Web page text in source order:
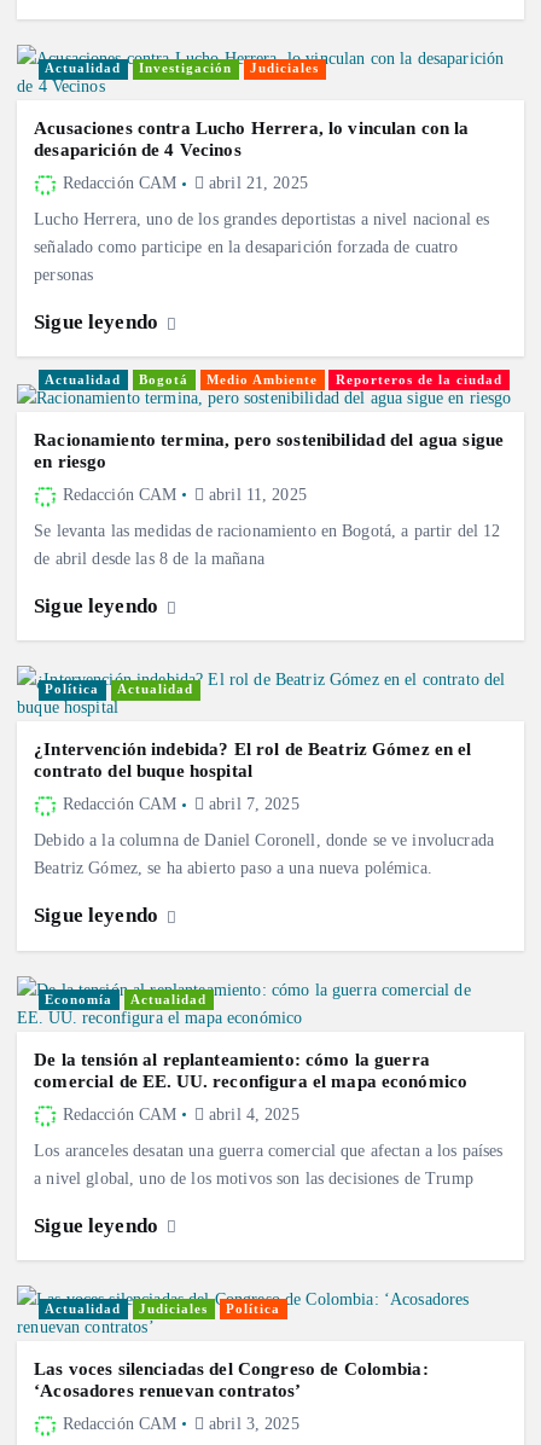
Actualidad Investigación Judiciales
Acusaciones contra Lucho Herrera, lo vinculan con la
desaparición de 4 Vecinos
Redacción CAM abril 21, 2025
Lucho Herrera, uno de los grandes deportistas a nivel nacional es
señalado como participe en la desaparición forzada de cuatro
personas
Sigue leyendo
Actualidad Bogotá Medio Ambiente Reporteros de la ciudad
Racionamiento termina, pero sostenibilidad del agua sigue
en riesgo
Redacción CAM abril 11, 2025
Se levanta las medidas de racionamiento en Bogotá, a partir del 12
de abril desde las 8 de la mañana
Sigue leyendo
Política Actualidad
¿Intervención indebida? El rol de Beatriz Gómez en el
contrato del buque hospital
Redacción CAM abril 7, 2025
Debido a la columna de Daniel Coronell, donde se ve involucrada
Beatriz Gómez, se ha abierto paso a una nueva polémica.
Sigue leyendo
Economía Actualidad
De la tensión al replanteamiento: cómo la guerra
comercial de EE. UU. reconfigura el mapa económico
Redacción CAM abril 4, 2025
Los aranceles desatan una guerra comercial que afectan a los países
a nivel global, uno de los motivos son las decisiones de Trump
Sigue leyendo
Actualidad Judiciales Política
Las voces silenciadas del Congreso de Colombia:
‘Acosadores renuevan contratos’
Redacción CAM abril 3, 2025